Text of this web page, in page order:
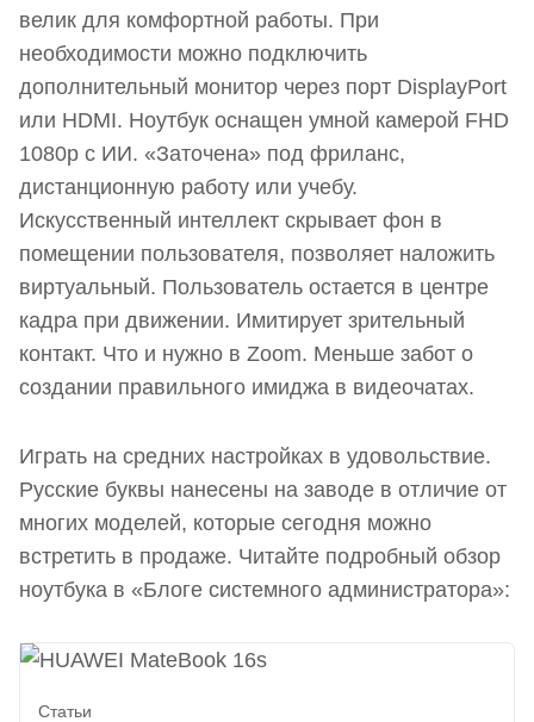
велик для комфортной работы. При
необходимости можно подключить
дополнительный монитор через порт DisplayPort
или HDMI. Ноутбук оснащен умной камерой FHD
1080p с ИИ. «Заточена» под фриланс,
дистанционную работу или учебу.
Искусственный интеллект скрывает фон в
помещении пользователя, позволяет наложить
виртуальный. Пользователь остается в центре
кадра при движении. Имитирует зрительный
контакт. Что и нужно в Zoom. Меньше забот о
создании правильного имиджа в видеочатах.
Играть на средних настройках в удовольствие.
Русские буквы нанесены на заводе в отличие от
многих моделей, которые сегодня можно
встретить в продаже. Читайте подробный обзор
ноутбука в «Блоге системного администратора»:
Статьи